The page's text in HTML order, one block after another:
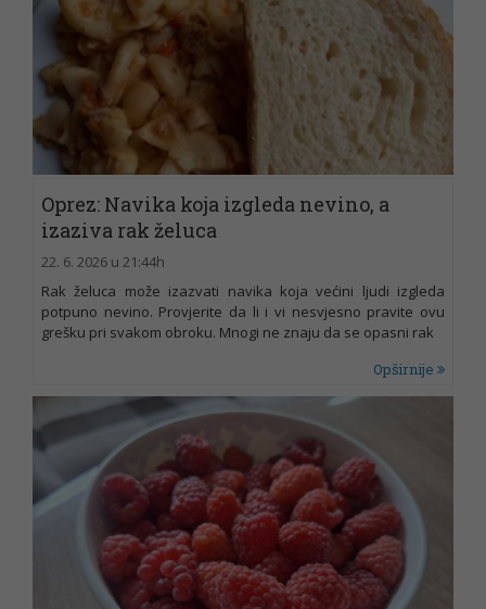
Oprez: Navika koja izgleda nevino, a
izaziva rak želuca
22. 6. 2026 u 21:44h
Rak želuca može izazvati navika koja većini ljudi izgleda
potpuno nevino. Provjerite da li i vi nesvjesno pravite ovu
grešku pri svakom obroku. Mnogi ne znaju da se opasni rak
Opširnije